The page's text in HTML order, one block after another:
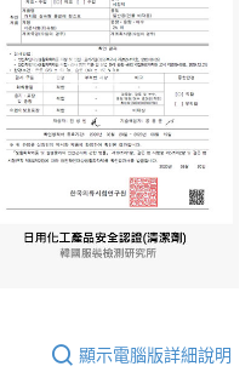
顯示電腦版詳細說明